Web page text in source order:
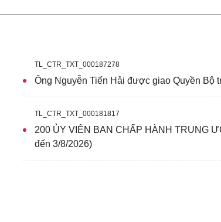
TL_CTR_TXT_000187278
Ông Nguyễn Tiến Hải được giao Quyền Bộ
TL_CTR_TXT_000181817
200 ỦY VIÊN BAN CHẤP HÀNH TRUNG
đến 3/8/2026)